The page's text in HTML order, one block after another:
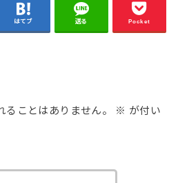
はてブ 送る Pocket
ることはありません。 ※ が付い